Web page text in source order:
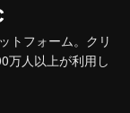
トフォーム。クリ
万人以上が利用し